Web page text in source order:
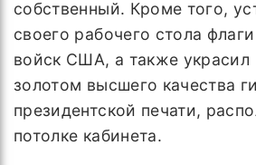
собственный. Кроме того,
своего рабочего стола
войск США, а также украсил
золотом высшего качества
президентской печати,
потолке кабинета.